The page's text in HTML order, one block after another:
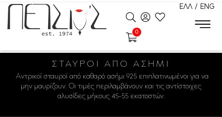
ΕΛΛ / ENG
0
ΣΤΑΥΡΟΊ ΑΠΌ ΑΣΉΜΙ
Αντρικοί σταυροί από καθαρό ασήμι 925 επιπλατινωμένοι για να
μην μαυρίζουν. Οι τιμές περιλαμβάνουν και τις αντίστοιχες
αλυσίδες μήκους 45-55 εκατοστών.